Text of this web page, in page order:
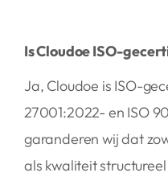
Is Cloudoe ISO-
Ja, Cloudoe is ISO-
27001:2022- en ISO
garanderen wij dat
als kwaliteit